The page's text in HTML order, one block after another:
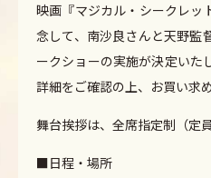
映画『マジカル・シークレッ
念して、南沙良さんと天野監
ークショーの実施が決定いた
詳細をご確認の上、お買い求
舞台挨拶は、全席指定制（定
■日程・場所